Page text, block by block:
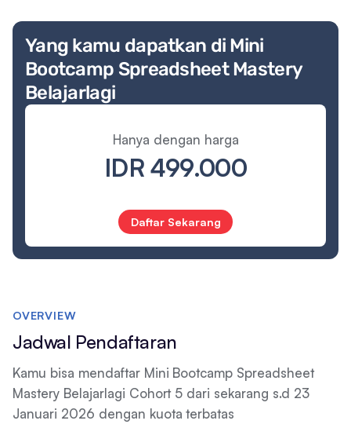
Yang kamu dapatkan di Mini
Bootcamp Spreadsheet Mastery
Belajarlagi
Hanya dengan harga
IDR 499.000
Daftar Sekarang
OVERVIEW
Jadwal Pendaftaran
Kamu bisa mendaftar Mini Bootcamp Spreadsheet
Mastery Belajarlagi Cohort 5 dari sekarang s.d 23
Januari 2026 dengan kuota terbatas